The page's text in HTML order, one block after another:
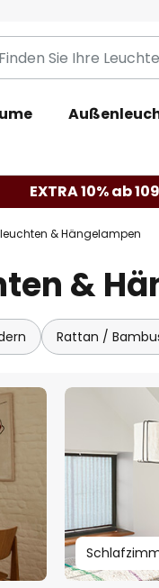
EXTRA 10% ab
& Hängelampen
&
Rattan /